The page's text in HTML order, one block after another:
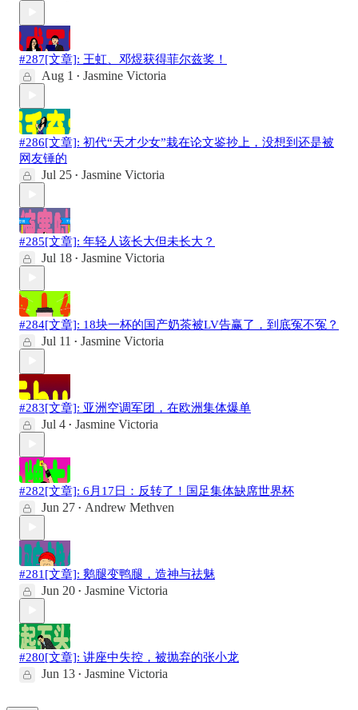
#287[文章]: 王虹、邓煜获得菲尔兹奖！
Aug 1 • Jasmine Victoria
#286[文章]: 初代“天才少女”栽在论文鉴抄上，没想到还是被
网友锤的
Jul 25 • Jasmine Victoria
#285[文章]: 年轻人该长大但未长大？
Jul 18 • Jasmine Victoria
#284[文章]: 18块一杯的国产奶茶被LV告赢了，到底冤不冤？
Jul 11 • Jasmine Victoria
#283[文章]: 亚洲空调军团，在欧洲集体爆单
Jul 4 • Jasmine Victoria
#282[文章]: 6月17日：反转了！国足集体缺席世界杯
Jun 27 • Andrew Methven
#281[文章]: 鹅腿变鸭腿，造神与祛魅
Jun 20 • Jasmine Victoria
#280[文章]: 讲座中失控，被抛弃的张小龙
Jun 13 • Jasmine Victoria